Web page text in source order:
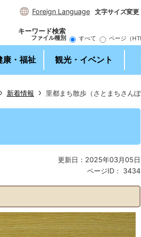
Foreign Language 文字サイズ変更
キーワード検索
ファイル種別 すべて ページ（
康・福祉 観光・イベント
新着情報 里都まち散歩（さとまちさんぽ
更新日：2025年03月05日
ページID：
3434
の
ド